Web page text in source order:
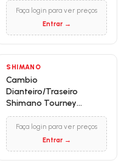
Faça login para ver preços
Entrar →
SHIMANO
Cambio
Dianteiro/Traseiro
Shimano Tourney
TZ500/TZ31 31,8mm
Puxa por Cima Preto
Faça login para ver preços
Entrar →